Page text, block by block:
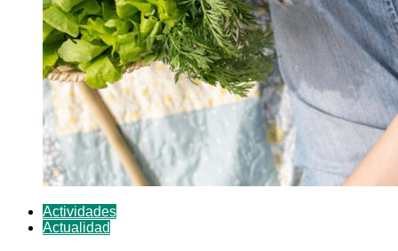
Actividades
Actualidad